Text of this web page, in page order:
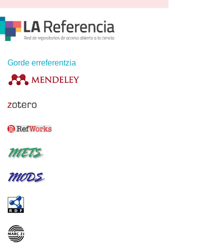
Gorde erreferentzia